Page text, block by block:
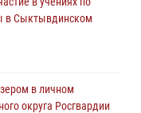
в Сыктывдинском
в личном
округа Росгвардии